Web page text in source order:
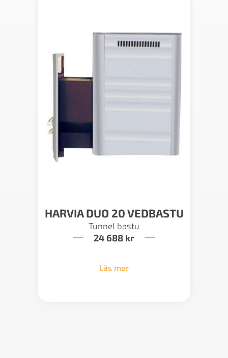
HARVIA DUO 20 VEDBASTU
Tunnel bastu
24 688 kr
Läs mer